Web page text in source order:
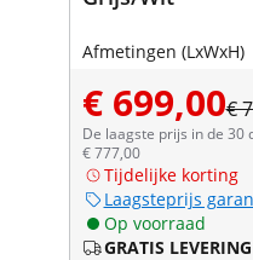
Afmetingen (LxWxH)
€ 699,00€
De laagste prijs in de 30
€ 777,00
Tijdelijke korting
Laagsteprijs
Op voorraad
GRATIS LEVERING